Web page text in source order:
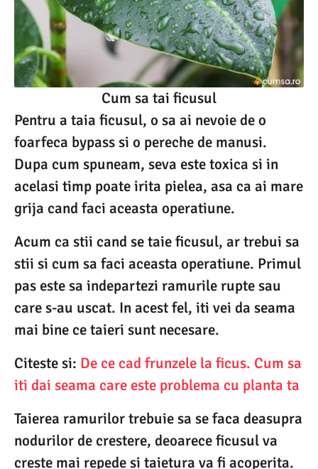
Cum sa tai ficusul
Pentru a taia ficusul, o sa ai nevoie de o
foarfeca bypass si o pereche de manusi.
Dupa cum spuneam, seva este toxica si in
acelasi timp poate irita pielea, asa ca ai mare
grija cand faci aceasta operatiune.
Acum ca stii cand se taie ficusul, ar trebui sa
stii si cum sa faci aceasta operatiune. Primul
pas este sa indepartezi ramurile rupte sau
care s-au uscat. In acest fel, iti vei da seama
mai bine ce taieri sunt necesare.
Citeste si: De ce cad frunzele la ficus. Cum sa
iti dai seama care este problema cu planta ta
Taierea ramurilor trebuie sa se faca deasupra
nodurilor de crestere, deoarece ficusul va
creste mai repede si taietura va fi acoperita.